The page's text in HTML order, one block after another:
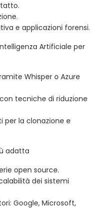
e applicazioni forensi.
Artificiale per
Whisper o Azure
tecniche di riduzione
per la clonazione e
adatta
open source.
dei sistemi
Google, Microsoft,